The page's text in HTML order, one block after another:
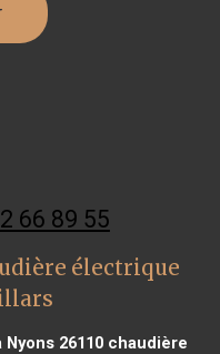
66 89 55
électrique
26110 chaudière